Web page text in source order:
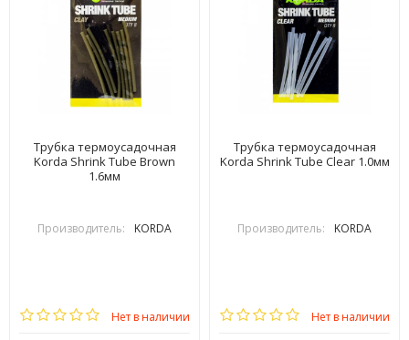
Трубка термоусадочная
Korda Shrink Tube Brown
1.6мм
Производитель: KORDA
Нет в наличии
Трубка термоусадочная
Korda Shrink Tube Clear 1.0мм
Производитель: KORDA
Нет в наличии